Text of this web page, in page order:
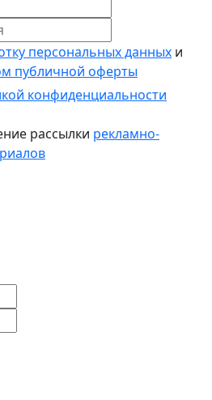
персональных данных и
публичной оферты
конфиденциальности
рассылки рекламно-